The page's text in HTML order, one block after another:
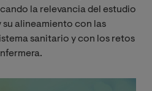
la relevancia del estudio
su alineamiento con las
sanitario y con los retos